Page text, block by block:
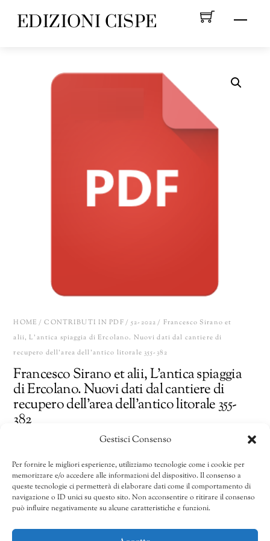
Gestisci Consenso
Per fornire le migliori esperienze, utilizziamo tecnologie come i cookie per
memorizzare e/o accedere alle informazioni del dispositivo. Il consenso a
queste tecnologie ci permetterà di elaborare dati come il comportamento di
navigazione o ID unici su questo sito. Non acconsentire o ritirare il consenso
può influire negativamente su alcune caratteristiche e funzioni.
Menu
EDIZIONI CISPE
HOME /CONTRIBUTI IN PDF/52-2022/ Francesco Sirano et
alii, L’antica spiaggia di Ercolano. Nuovi dati dal cantiere di
recupero dell’area dell’antico litorale 355-382
Francesco Sirano et alii, L’antica spiaggia
di Ercolano. Nuovi dati dal cantiere di
recupero dell’area dell’antico litorale 355-
382
Francesco
Sirano
et
alii,
AGGIUNGI AL CARRELLO Share
CATEGORIE:51/2021-53/2023,52-2022,Contributi in pdf